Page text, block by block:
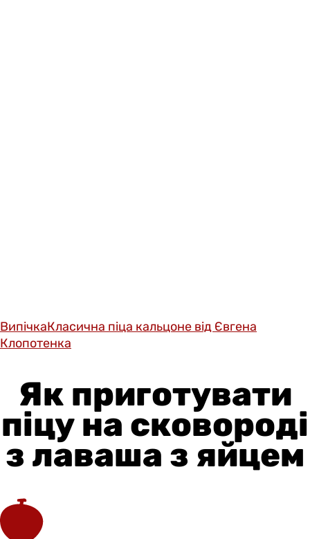
ВипічкаКласична піца кальцоне від Євгена
Клопотенка
Як приготувати
піцу на сковороді
з лаваша з яйцем